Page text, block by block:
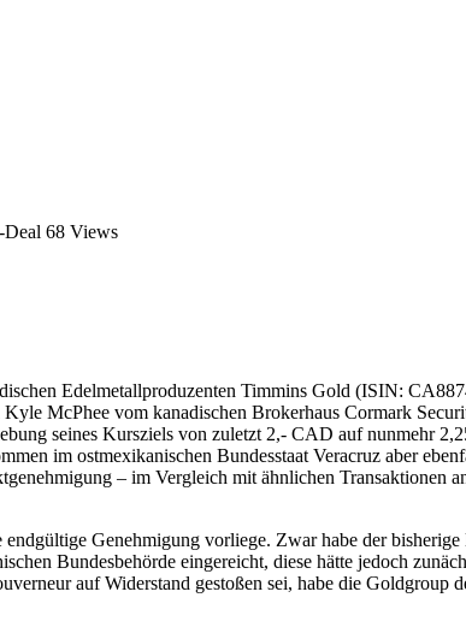
Deal 68 Views
Edelmetallproduzenten Timmins Gold (ISIN:
McPhee vom kanadischen Brokerhaus Cormark
seines Kursziels von zuletzt 2,- CAD auf nunmehr
im ostmexikanischen Bundesstaat Veracruz aber
– im Vergleich mit ähnlichen Transaktionen
Genehmigung vorliege. Zwar habe der
Bundesbehörde eingereicht, diese hätte jedoch
auf Widerstand gestoßen sei, habe die Goldgroup